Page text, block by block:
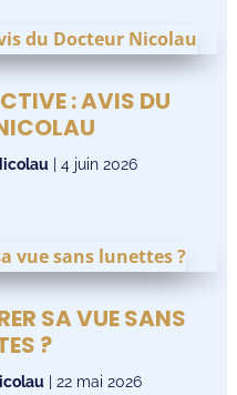
: AVIS DU
4 juin 2026
SA VUE SANS
?
22 mai 2026